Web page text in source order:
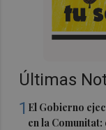
Últimas
1 El Gobierno
en la